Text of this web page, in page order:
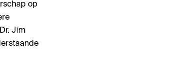
op
Jim